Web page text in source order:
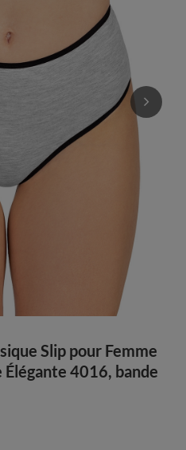
Slip pour Femme
4016, bande